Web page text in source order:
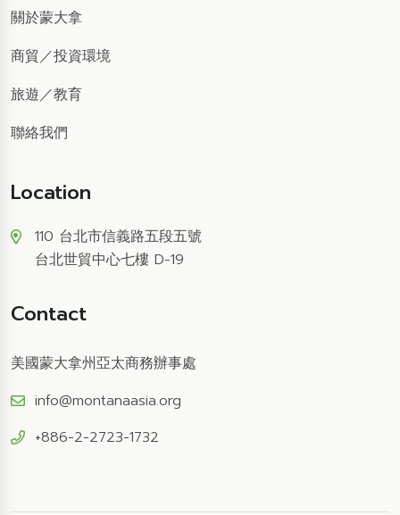
關於蒙大拿
商貿／投資環境
旅遊／教育
聯絡我們
Location
110 台北市信義路五段五號
台北世貿中心七樓 D-19
Contact
美國蒙大拿州亞太商務辦事處
info@montanaasia.org
+886-2-2723-1732